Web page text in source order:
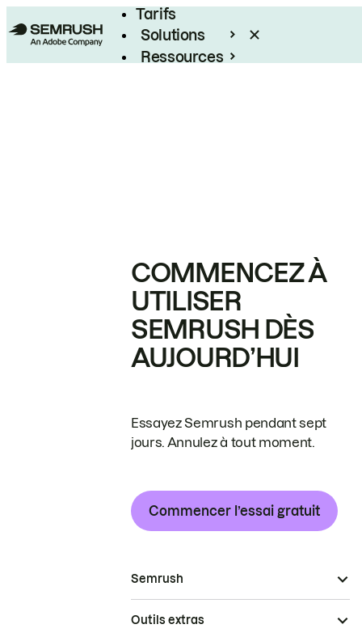
Tarifs
Solutions
Ressources
COMMENCEZ À
UTILISER
SEMRUSH DÈS
AUJOURD’HUI
Essayez Semrush pendant sept
jours. Annulez à tout moment.
Commencer l’essai gratuit
Semrush
Outils extras